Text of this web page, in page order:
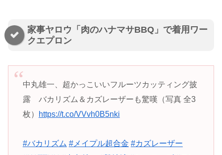
家事ヤロウ「肉のハナマサBBQ」で着用ワー
クエプロン
中丸雄一、超かっこいいフルーツカッティング披
露 バカリズム＆カズレーザーも驚嘆（写真 全3
枚）
https://t.co/VVvh0B5nki
#バカリズム #メイプル超合金 #カズレーザー